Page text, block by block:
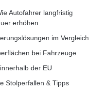
als Abschluss der
Topcoat-
Autofahrer langfristig
erhöhen
im Vergleich
bei Fahrzeuge
der EU
Stolperfallen & Tipps